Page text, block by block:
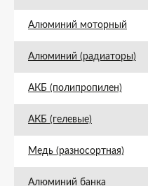
Алюминий моторный
Алюминий (радиаторы)
АКБ (полипропилен)
АКБ (гелевые)
Медь (разносортная)
Алюминий банка